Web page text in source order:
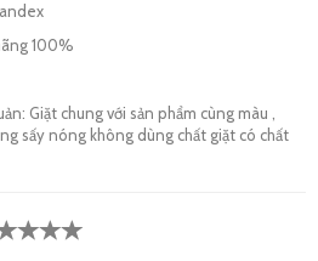
100%
Giặt chung với sản phẩm cùng màu ,
sấy nóng không dùng chất giặt có chất